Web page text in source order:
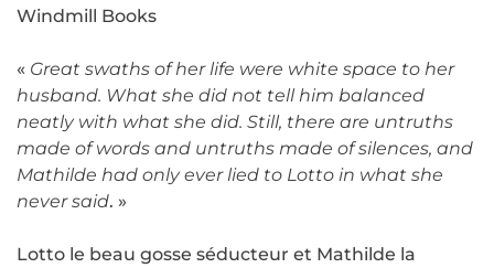
Windmill Books
« Great swaths of her life were white space to her
husband. What she did not tell him balanced
neatly with what she did. Still, there are untruths
made of words and untruths made of silences, and
Mathilde had only ever lied to Lotto in what she
never said. »
Lotto le beau gosse séducteur et Mathilde la